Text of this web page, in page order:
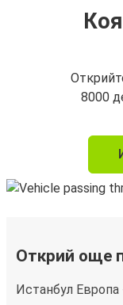
8000
Открий още
Истанбул